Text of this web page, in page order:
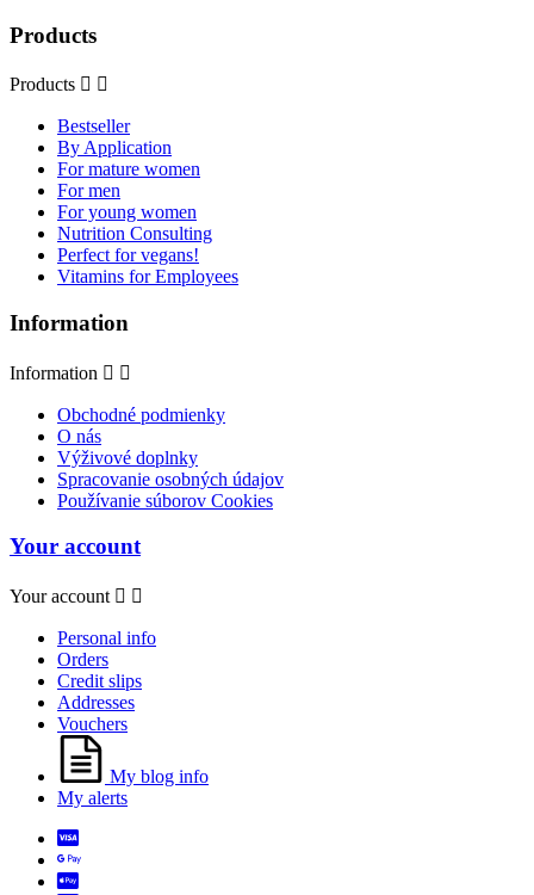
Products
Products  
Bestseller
By Application
For mature women
For men
For young women
Nutrition Consulting
Perfect for vegans!
Vitamins for Employees
Information
Information  
Obchodné podmienky
O nás
Výživové doplnky
Spracovanie osobných údajov
Používanie súborov Cookies
Your account
Your account  
Personal info
Orders
Credit slips
Addresses
Vouchers
My blog info
My alerts